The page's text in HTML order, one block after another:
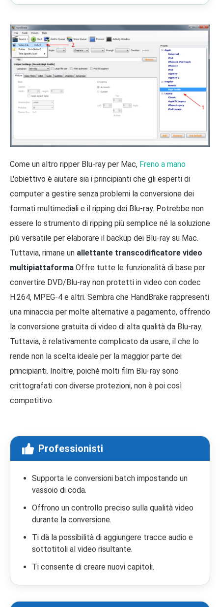
Come un altro ripper Blu-ray per Mac, Freno a mano
L'obiettivo è aiutare sia i principianti che gli esperti di
computer a gestire senza problemi la conversione dei
formati multimediali e il ripping dei Blu-ray. Potrebbe non
essere lo strumento di ripping più semplice né la soluzione
più versatile per elaborare il backup dei Blu-ray su Mac.
Tuttavia, rimane un allettante transcodificatore video
multipiattaforma Offre tutte le funzionalità di base per
convertire DVD/Blu-ray non protetti in video con codec
H.264, MPEG-4 e altri. Sembra che HandBrake rappresenti
una minaccia per molte alternative a pagamento, offrendo
la conversione gratuita di video di alta qualità da Blu-ray.
Tuttavia, è relativamente complicato da usare, il che lo
rende non la scelta ideale per la maggior parte dei
principianti. Inoltre, poiché molti film Blu-ray sono
crittografati con diverse protezioni, non è poi così
competitivo.
Professionisti
Supporta le conversioni batch impostando un
vassoio di coda.
Offrono un controllo preciso sulla qualità video
durante la conversione.
Ti dà la possibilità di aggiungere tracce audio e
sottotitoli al video risultante.
Ti consente di creare nuovi capitoli.